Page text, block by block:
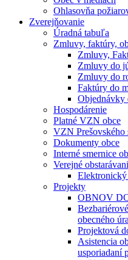
Ohlasovňa
Zverejňovanie
Úradná tabuľa
Zmluvy, faktúry,
Zmluvy,
Zmluvy do
Zmluvy do
Faktúry do
Objednávky
Hospodárenie
Platné VZN obce
VZN Prešovského
Dokumenty obce
Interné smernice
Verejné
Projekty
OBNOV
obecného
Projektová
Asistencia
usporiadaní